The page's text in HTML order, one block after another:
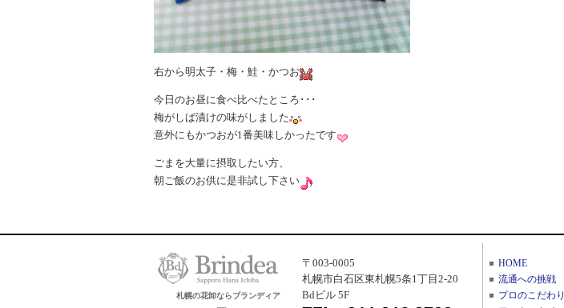
右から明太子・梅・鮭・かつお
今日のお昼に食べ比べたところ･･･
梅がしば漬けの味がしました
意外にもかつおが1番美味しかったです
ごまを大量に摂取したい方、
朝ご飯のお供に是非試し下さい
札幌の花卸ならブランディア
〒003-0005
札幌市白石区東札幌5条1丁目2-20
Bdビル 5F
HOME
流通への挑戦
プロのこだわり